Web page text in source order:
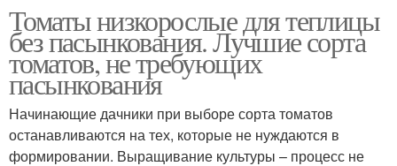
Томаты низкорослые для теплицы
без пасынкования. Лучшие сорта
томатов, не требующих
пасынкования
Начинающие дачники при выборе сорта томатов
останавливаются на тех, которые не нуждаются в
формировании. Выращивание культуры – процесс не